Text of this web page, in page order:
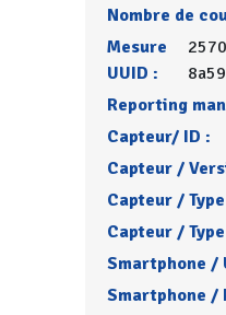
Nombre de
Mesure
UUID :
Reporting
Capteur/ ID :
Capteur /
Capteur /
Capteur /
Smartphone /
Smartphone /